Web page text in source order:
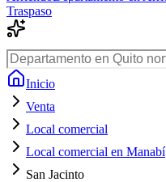
Traspaso
Inicio
Venta
Local comercial
Local comercial en Manabí
San Jacinto